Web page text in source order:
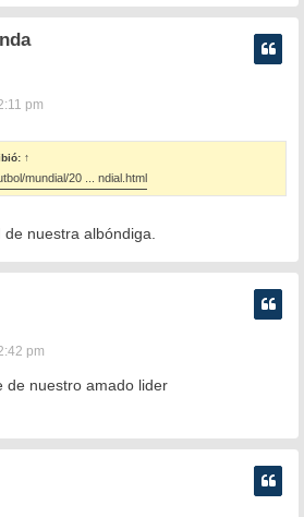
pm
↑
mundial/20 ... ndial.html
nuestra albóndiga.
pm
de nuestro amado lider